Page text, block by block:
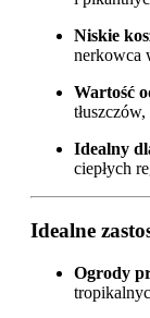
Niskie
nerkowca
Wartość
Idealny
ciepłych
Idealne
Ogrody